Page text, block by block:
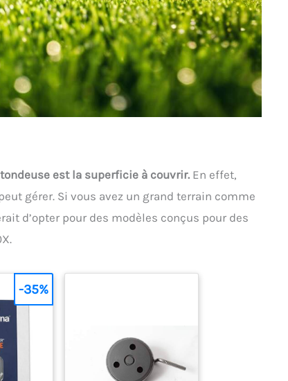
est la superficie à couvrir. En effet,
gérer. Si vous avez un grand terrain comme
d’opter pour des modèles conçus pour des
-35%